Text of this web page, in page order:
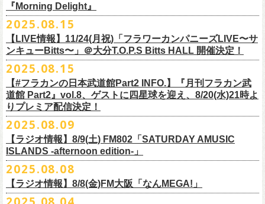
せた“ラッコ！ラッコ！ラッコ！”……この10年で生まれた多彩な楽曲たち
が響き渡った。“星のブルペン”での、夜空から降り注ぐ星の光のような照
明演出も忘れがたい。
もちろん“深夜高速”や“感情七号線”、“馬鹿の最高”“真冬の盆踊り”といっ
た、それ以前発表の名曲たちも会場を盛り上げる。「久々の曲を」とい
う紹介と共に、1998年発表のアルバム『マンモスフラワー』の最後に収
録された“虹の雨あがり”が始まった瞬間には、観客たちからどよめきにも
似た歓声が上がった。＜いつまでもそう どこまでもそう これからも
きっとそうさ／うまくいく事もあって うまくいかない事はないのさ＞
――そう歌う“虹の雨あがり”を今、武道館で歌いたいと思ったバンドの心
が、とても強くて、優しくて、頼もしい。
個人的にこの日のハイライトは、本編の終盤で披露された“最後にゃなん
とかなるだろう”だった。2017年発表のアルバム『ROLL ON 48』に収録
された楽曲。このアルバムは前回の武道館公演のあとにリリースされた
最初のアルバムであり、そして、このアルバムから再びフラカンは自主
レーベルでの活動に戻った。そんな時期に歌われた＜最後の最後の最後
シャル」を9月17日(水)21:
本番を3日後に控えた４人でのお喋り、どうぞお楽しみに！
武道館公演チケットは、9/19(金)まで各プレイガイドにて前売チケット発
売中！
また、フラカン武道館応援企画として四星球とPIGGSが出演、
円寺HIGHで開催される「SET YOU FREE〜VS SERIES」にグレートマ
エカワがDJで出演決定！フラカン武道館チケットの最後の手売り販売も
実施！
合わせてお見逃しなく！
＜番組情報＞
『月刊フラカン武道館 Part2』武道館直前スペシャル
9月17日(水)21:00〜生配信
本番URL：https://www.youtube.com/live/ND1cdsaWaZI
◎「フラカンの日本武道館 Part2 オフィシャルガチャ」
1回：500円(税込)
全16種類
※フィギュア・チェキ・トートの引換券が出た時は、当日中にお引き換
えください。
【 フィギュア 】4体セット , 高さ:最大8cm
【 チェキ 】1枚
【 トート 】高さ35 × 底幅39 × マチ10 cm , 素材:綿100% キャンパス
【 アクリルキーホルダー 】本体部分:最大 縦56 × 横30 × 厚さ3 mm
【 マスキングテープ 】テープ幅30mm , 5m巻き , 材質:紙
【 フォンタブ 】本体部分:55 × 55 mm , 材質:ポリエステル+TPU強化布 ,
金属Dカン
【 缶バッジセット 】2個組 , 直径32mm
BRAHMAN ｢tour viraha 2026｣の
3月22日(日) 愛知 名古屋ReNY limited公演にフラワーカンパニーズの出演
が決定しました！
◎BRAHMAN ｢tour viraha 2026｣
日時：3月22日(日) 17:00open 18:00start
会場：愛知 名古屋ReNY limited
出演：BRAHMAN,、フラワーカンパニーズ
チケット料金：3500円(税込/ドリンク代別途要)
一般チケット発売日：10月4日(土) 10:00
『Morning Delight』
■8月24日(日) 7:00～10:00 TOKAI RADIO（FM929）『Morning
Delight』
＊グレートマエカワ インタビューOA
https://www.tokairadio.co.jp/program/md/
2025.08.15
【LIVE情報】11/24(月祝)「フラワーカンパニーズLIVE〜サ
ンキューBitts〜」＠大分T.O.P.S Bitts HALL 開催決定！
2025.08.15
【#フラカンの日本武道館Part2 INFO.】『月刊フラカン武
道館 Part2』vol.8、ゲストに四星球を迎え、8/20(水)21時よ
りプレミア配信決定！
2025.08.09
【ラジオ情報】8/9(土) FM802「SATURDAY AMUSIC
ISLANDS -afternoon edition-」
■8月9日(土) 12:00〜18:00 FM802「SATURDAY AMUSIC ISLANDS -
afternoon edition-」
＊グレートマエカワ コメントOA（グレートマエカワの勝手にtop3 / 13〜
2025.08.08
【ラジオ情報】8/8(金)FM大阪「なんMEGA!」